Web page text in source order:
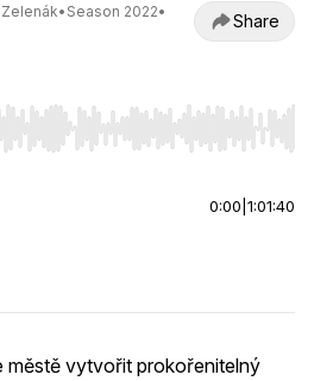
• Season 2022•
Share
Right to seek, Home/End to jump
0:00 1:01:40
městě vytvořit prokořenitelný